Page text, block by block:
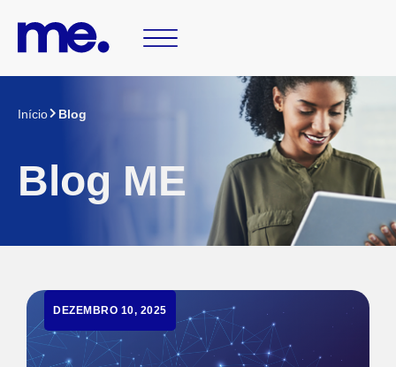
Início Blog
Blog ME
DEZEMBRO 10, 2025